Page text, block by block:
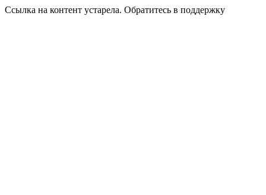
Ссылка на контент устарела. Обратитесь в поддержку